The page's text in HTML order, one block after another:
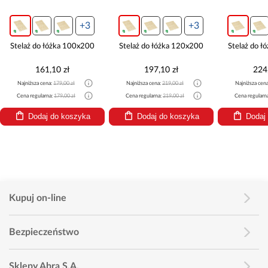
+3
Stelaż do łóżka 100x200
161,10 zł
Najniższa cena: 179,00 zł
Cena regularna: 179,00 zł
Dodaj do koszyka
+3
Stelaż do łóżka 120x200
197,10 zł
Najniższa cena: 219,00 zł
Cena regularna: 219,00 zł
Dodaj do koszyka
Stelaż do
Najniższa
Cena
Kupuj on-line
Bezpieczeństwo